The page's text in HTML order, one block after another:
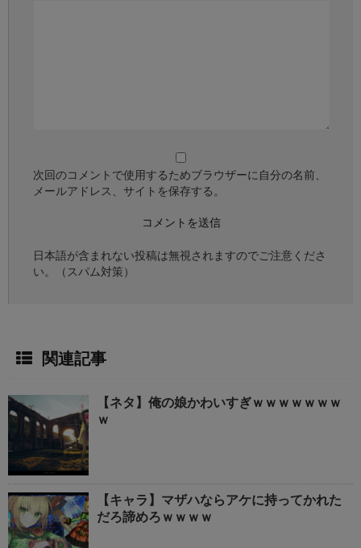
次回のコメントで使用するためブラウザーに自分の名前、
メールアドレス、サイトを保存する。
日本語が含まれない投稿は無視されますのでご注意くださ
い。（スパム対策）
関連記事
【ネタ】俺の娘かわいすぎｗｗｗｗｗｗｗ
ｗ
【キャラ】マザハならアケに持ってかれた
だろ諦めろｗｗｗｗ